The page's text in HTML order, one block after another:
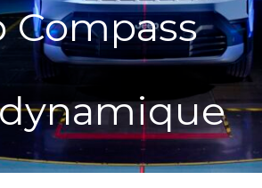
Peugeot
GTi